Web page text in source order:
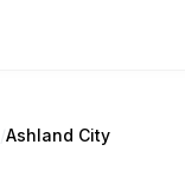
Ashland City